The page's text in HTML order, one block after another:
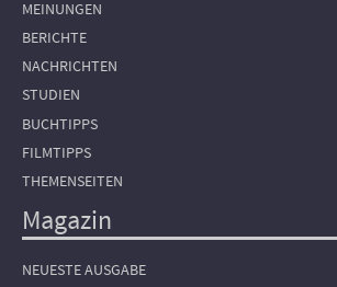
MEINUNGEN
BERICHTE
NACHRICHTEN
STUDIEN
BUCHTIPPS
FILMTIPPS
THEMENSEITEN
Magazin
NEUESTE AUSGABE